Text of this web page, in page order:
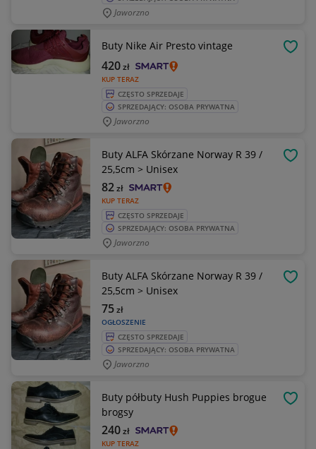
Jaworzno
Buty Nike Air Presto vintage
KUP TERAZ
420zł
CZĘSTO SPRZEDAJE
SPRZEDAJĄCY: OSOBA PRYWATNA
Jaworzno
Buty ALFA Skórzane Norway R 39 /
25,5cm > Unisex
KUP TERAZ
82zł
CZĘSTO SPRZEDAJE
SPRZEDAJĄCY: OSOBA PRYWATNA
Jaworzno
Buty ALFA Skórzane Norway R 39 /
25,5cm > Unisex
OGŁOSZENIE
75zł
CZĘSTO SPRZEDAJE
SPRZEDAJĄCY: OSOBA PRYWATNA
Jaworzno
Buty półbuty Hush Puppies brogue
brogsy
KUP TERAZ
240zł